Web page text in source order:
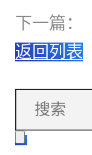
下一篇：
返回列表